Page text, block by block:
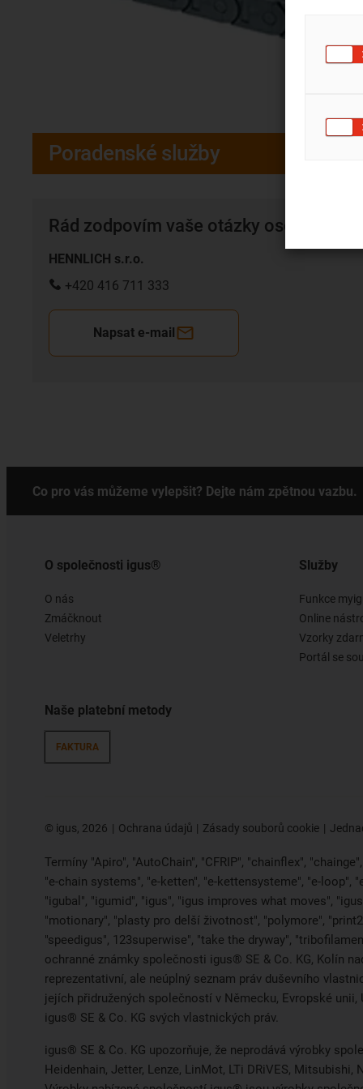
Poradenské služby
Rád zodpovím vaše otázky osobne
HENNLICH s.r.o.
+420 416 711 333
Napsat e-mail
Co pro vás můžeme vylepšit? Dejte nám zpětnou vazbu.
O společnosti igus®
O nás
Zmáčknout
Veletrhy
Naše platební metody
FAKTURA
Služby
Funkce
Online
Vzorky
Portál se
© igus, 2026 Ochrana údajů Zásady souborů cookie
Termíny "Apiro", "AutoChain", "CFRIP", "chainflex",
"e-chain systems", "e-ketten", "e-kettensysteme", "e-loop",
"igubal", "igumid", "igus", "igus improves what moves",
"motionary", "plasty pro delší životnost", "polymore",
"speedigus", 123superwise", "take the dryway",
ochranné známky společnosti igus® SE & Co. KG, Kolín
reprezentativní, ale neúplný seznam práv duševního
jejích přidružených společností v Německu, Evropské
igus® SE & Co. KG svých vlastnických práv.
igus® SE & Co. KG upozorňuje, že neprodává výrobky
Heidenhain, Jetter, Lenze, LinMot, LTi DRiVES,